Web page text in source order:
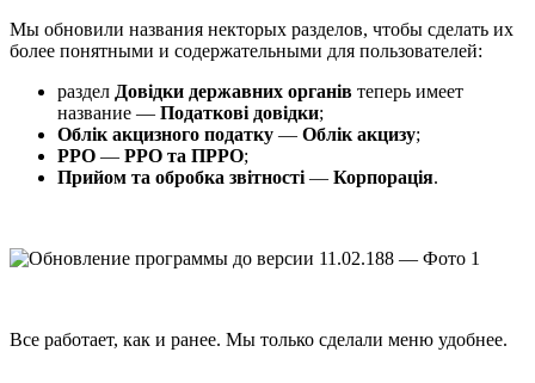
Мы обновили названия некторых разделов, чтобы сделать их
более понятными и содержательными для пользователей:
раздел Довідки державних органів теперь имеет
название — Податкові довідки;
Облік акцизного податку — Облік акцизу;
РРО — РРО та ПРРО;
Прийом та обробка звітності — Корпорація.
Все работает, как и ранее. Мы только сделали меню удобнее.